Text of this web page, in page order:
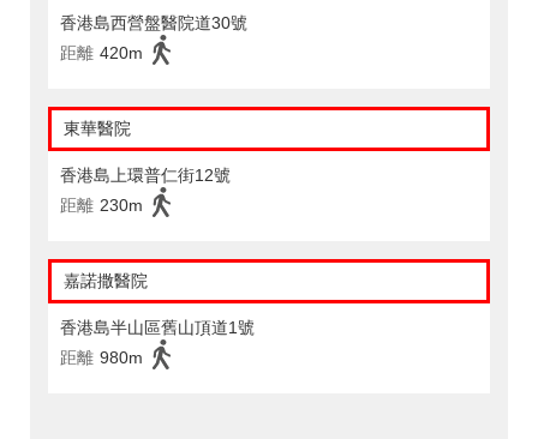
香港島西營盤醫院道30號
距離 420m
東華醫院
香港島上環普仁街12號
距離 230m
嘉諾撒醫院
香港島半山區舊山頂道1號
距離 980m